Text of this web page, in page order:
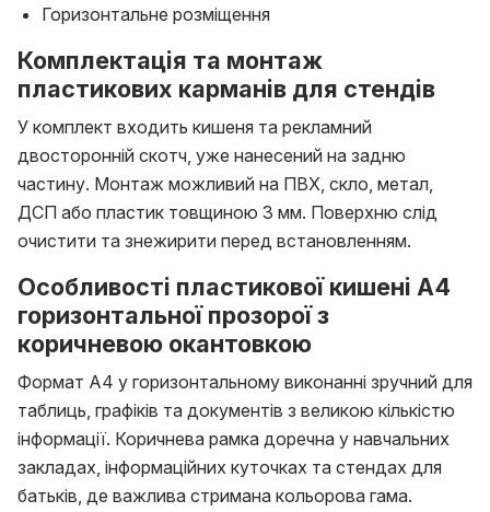
Горизонтальне розміщення
Комплектація та монтаж
пластикових карманів для стендів
У комплект входить кишеня та рекламний
двосторонній скотч, уже нанесений на задню
частину. Монтаж можливий на ПВХ, скло, метал,
ДСП або пластик товщиною 3 мм. Поверхню слід
очистити та знежирити перед встановленням.
Особливості пластикової кишені A4
горизонтальної прозорої з
коричневою окантовкою
Формат A4 у горизонтальному виконанні зручний для
таблиць, графіків та документів з великою кількістю
інформації. Коричнева рамка доречна у навчальних
закладах, інформаційних куточках та стендах для
батьків, де важлива стримана кольорова гама.